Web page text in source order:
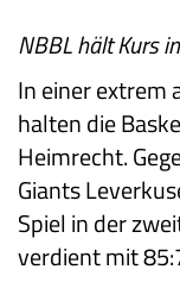
NBBL hält Kurs
In einer extrem
halten die
Heimrecht.
Giants
Spiel in der
verdient mit